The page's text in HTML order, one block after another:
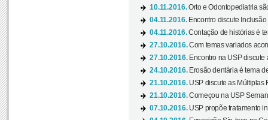
10.11.2016.Orto e Odontopediatria
04.11.2016. Encontro discute
04.11.2016.Contação de histórias é
27.10.2016.Com temas variados
27.10.2016. Encontro na USP discute
24.10.2016. Erosão dentária é tema
21.10.2016. USP discute as Múltiplas
21.10.2016.Começou na USP
07.10.2016. USP propõe tratamento